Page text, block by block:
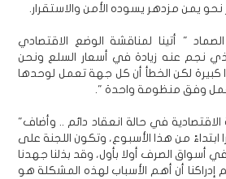
نحو يمن مزدهر يسوده الأمن والاستقرار.
" أتينا لمناقشة الوضع الاقتصادي
نجم عنه زيادة في أسعار السلع ونحن
كبيرة لكن الخطأ أن كل جهة تعمل لوحدها
وفق منظومة واحدة ".
في حالة انعقاد دائم .. وأضاف"
ابتداءً من هذا الأسبوع، وتكون اللجنة على
في أسواق الصرف أولا بأول، وقد بذلنا جهدنا
إدراكنا أن أهم الأسباب لهذه المشكلة هو